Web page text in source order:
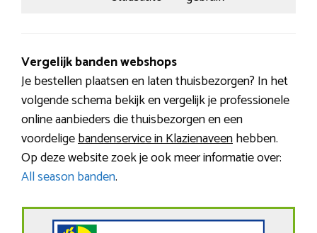
Vergelijk banden webshops
Je bestellen plaatsen en laten thuisbezorgen? In het
volgende schema bekijk en vergelijk je professionele
online aanbieders die thuisbezorgen en een
voordeligebandenservice in Klazienaveenhebben.
Op deze website zoek je ook meer informatie over:
All season banden.